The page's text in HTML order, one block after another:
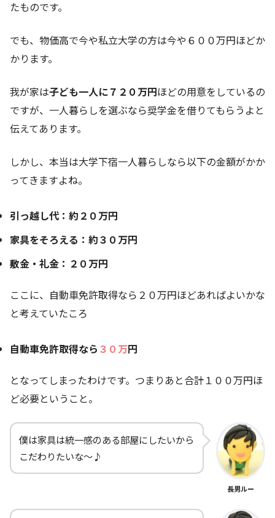
たものです。
でも、物価高で今や私立大学の方は今や６００万円ほどか
かります。
我が家は子ども一人に７２０万円ほどの用意をしているの
ですが、一人暮らしを選ぶなら奨学金を借りてもらうよと
伝えてあります。
しかし、本当は大学下宿一人暮らしなら以下の金額がかか
ってきますよね。
引っ越し代：約２０万円
家具をそろえる：約３０万円
敷金・礼金：２０万円
ここに、自動車免許取得なら２０万円ほどあればよいかな
と考えていたころ
自動車免許取得なら ３０万円
となってしまったわけです。つまりあと合計１００万円ほ
ど必要ということ。
僕は家具は統一感のある部屋にしたいから
こだわりたいな～♪
長男ルー